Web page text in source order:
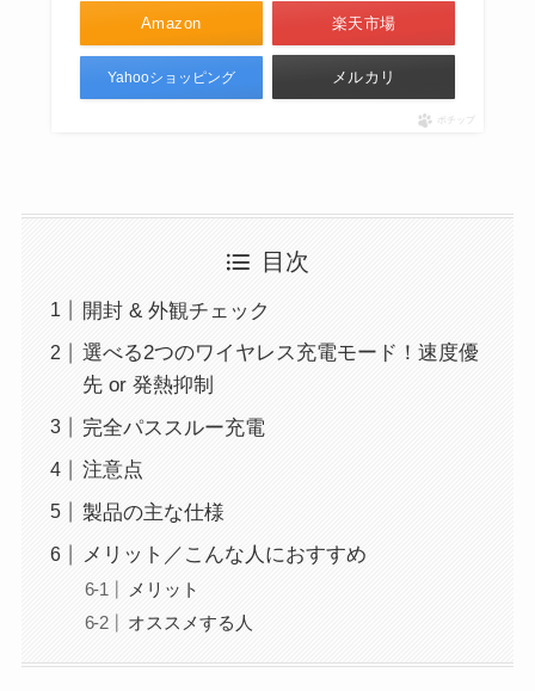
Amazon 楽天市場
Yahooショッピング メルカリ
ポチップ
目次
開封 & 外観チェック
選べる2つのワイヤレス充電モード！速度優
先 or 発熱抑制
完全パススルー充電
注意点
製品の主な仕様
メリット／こんな人におすすめ
メリット
オススメする人